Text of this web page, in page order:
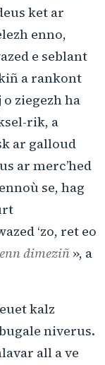
ket ar
enno,
e seblant
a rankont
ziegezh ha
rik, a
ar galloud
ar merc’hed
se, hag
‘zo, ret eo
dimeziñ », a
kalz
niverus.
all a ve